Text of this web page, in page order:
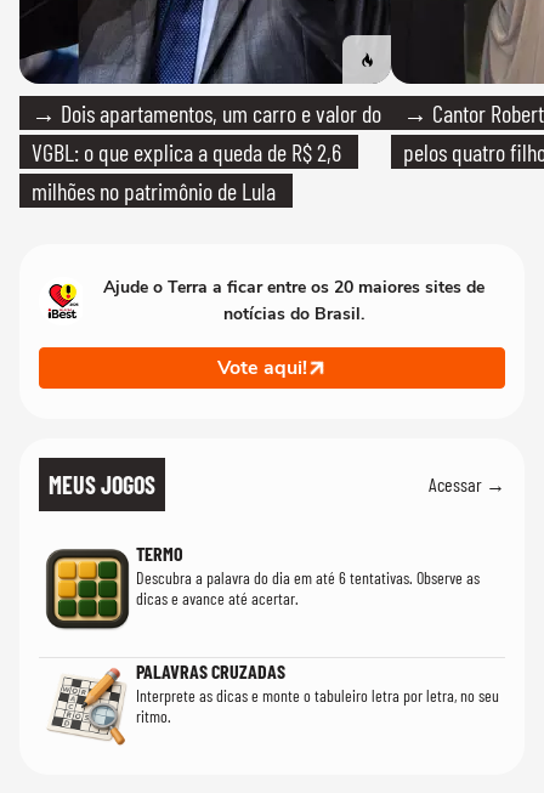
→ Dois apartamentos, um carro e valor do
VGBL: o que explica a queda de R$ 2,6
milhões no patrimônio de Lula
→ Cantor
pelos quatro
Ajude o Terra a ficar entre os 20 maiores sites de
notícias do Brasil.
Vote aqui!
MEUS JOGOS Acessar →
TERMO
Descubra a palavra do dia em até 6 tentativas. Observe as
dicas e avance até acertar.
PALAVRAS CRUZADAS
Interprete as dicas e monte o tabuleiro letra por letra, no seu
ritmo.